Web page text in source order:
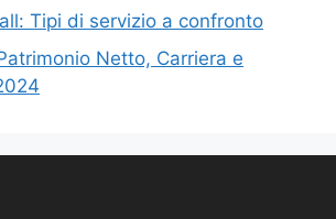
Tipi di servizio a confronto
Netto, Carriera e